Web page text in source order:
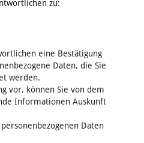
zu:
eine Bestätigung
Daten, die Sie
werden.
vor, können Sie von dem
Informationen Auskunft
Daten